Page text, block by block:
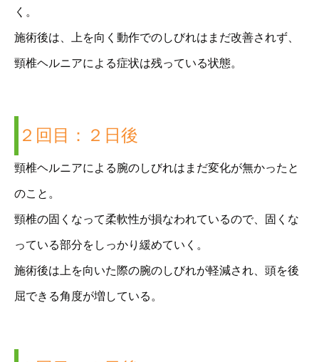
く。
施術後は、上を向く動作でのしびれはまだ改善されず、
頸椎ヘルニアによる症状は残っている状態。
２回目：２日後
頸椎ヘルニアによる腕のしびれはまだ変化が無かったと
のこと。
頸椎の固くなって柔軟性が損なわれているので、固くな
っている部分をしっかり緩めていく。
施術後は上を向いた際の腕のしびれが軽減され、頭を後
屈できる角度が増している。